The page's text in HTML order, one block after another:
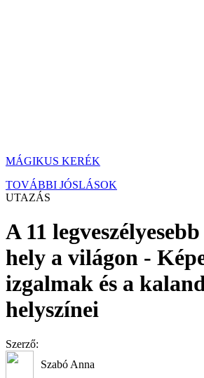
MÁGIKUS KERÉK
TOVÁBBI JÓSLÁSOK
UTAZÁS
A 11
hely a világon -
izgalmak és a
helyszínei
Szerző:
Szabó Anna